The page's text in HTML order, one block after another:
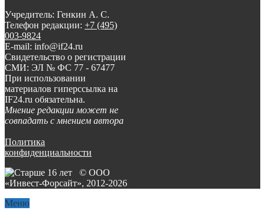
Учредитель: Генкин А. С.
Телефон редакции: +7 (495)
003-9824
E-mail: info@if24.ru
Свидетельство о регистрации
СМИ: ЭЛ № ФС 77 - 67477
При использовании
материалов гиперссылка на
IF24.ru обязательна.
Мнение редакции может не
совпадать с мнением автора
Политика
конфиденциальности
© ООО
«Инвест-Форсайт», 2012-2026
Меню